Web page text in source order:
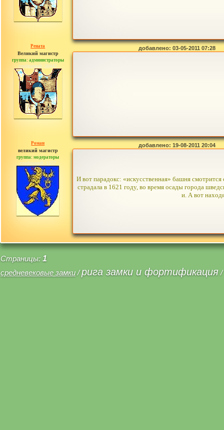
Рената
Великий магистр
группа: администраторы
сообщений: 30442
добавлено: 03-05-2011 07:28
Роман
великий магистр
группа: модераторы
сообщений: 1557
добавлено: 19-08-2011 20:04
И вот парадокс: «искусственная» башня
страдала в 1621 году, во время осады города
и. А вот
Страницы: 1
средневековые замки /рига замки и фортификация /